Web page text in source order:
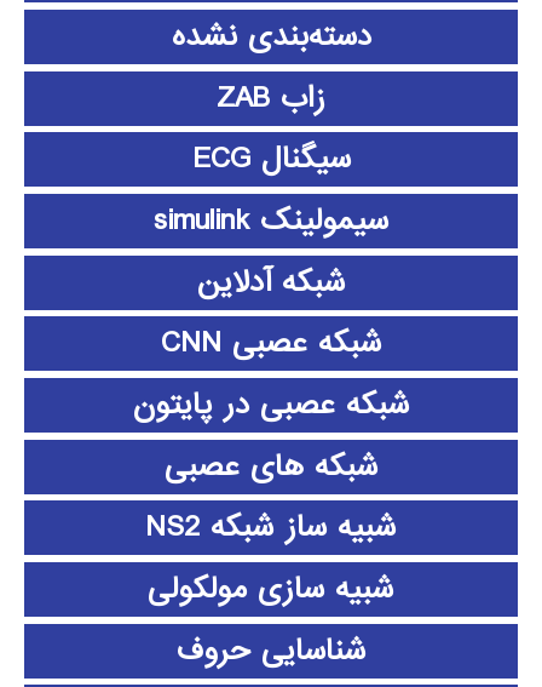
دسته‌بندی نشده
زاب ZAB
سیگنال ECG
سیمولینک simulink
شبکه آدلاین
شبکه عصبی CNN
شبکه عصبی در پایتون
شبکه های عصبی
شبیه ساز شبکه NS2
شبیه سازی مولکولی
شناسایی حروف